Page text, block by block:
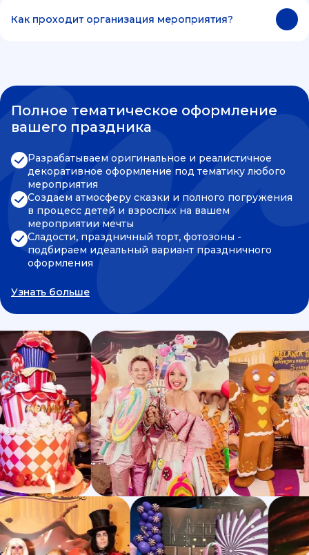
Как проходит организация мероприятия?
Полное тематическое оформление
вашего праздника
Разрабатываем оригинальное и реалистичное
декоративное оформление под тематику любого
мероприятия
Создаем атмосферу сказки и полного погружения
в процесс детей и взрослых на вашем
мероприятии мечты
Сладости, праздничный торт, фотозоны -
подбираем идеальный вариант праздничного
оформления
Узнать больше